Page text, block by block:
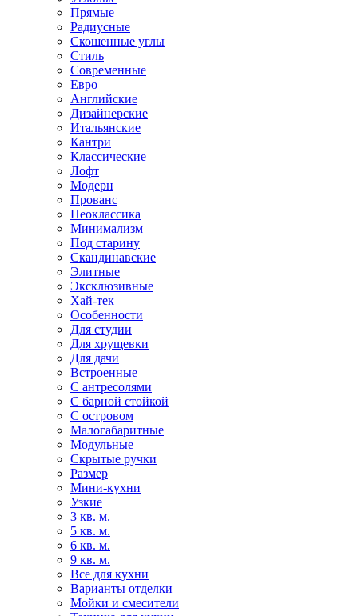
Прямые
Радиусные
Скошенные углы
Стиль
Современные
Евро
Английские
Дизайнерские
Итальянские
Кантри
Классические
Лофт
Модерн
Прованс
Неоклассика
Минимализм
Под старину
Скандинавские
Элитные
Эксклюзивные
Хай-тек
Особенности
Для студии
Для хрущевки
Для дачи
Встроенные
С антресолями
С барной стойкой
С островом
Малогабаритные
Модульные
Скрытые ручки
Размер
Мини-кухни
Узкие
3 кв. м.
5 кв. м.
6 кв. м.
9 кв. м.
Все для кухни
Варианты отделки
Мойки и смесители